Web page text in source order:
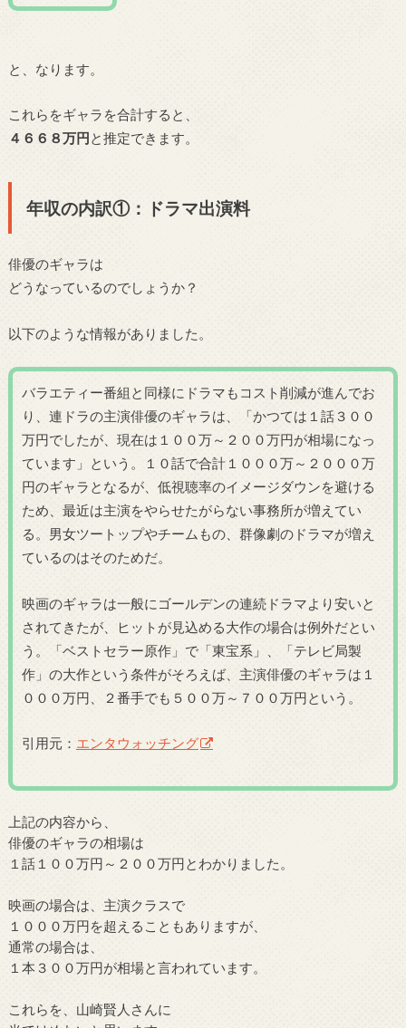
と、なります。
これらをギャラを合計すると、
４６６８万円と推定できます。
年収の内訳①：ドラマ出演料
俳優のギャラは
どうなっているのでしょうか？
以下のような情報がありました。
バラエティー番組と同様にドラマもコスト削減が進んでお
り、連ドラの主演俳優のギャラは、「かつては１話３００
万円でしたが、現在は１００万～２００万円が相場になっ
ています」という。１０話で合計１０００万～２０００万
円のギャラとなるが、低視聴率のイメージダウンを避ける
ため、最近は主演をやらせたがらない事務所が増えてい
る。男女ツートップやチームもの、群像劇のドラマが増え
ているのはそのためだ。
映画のギャラは一般にゴールデンの連続ドラマより安いと
されてきたが、ヒットが見込める大作の場合は例外だとい
う。「ベストセラー原作」で「東宝系」、「テレビ局製
作」の大作という条件がそろえば、主演俳優のギャラは１
０００万円、２番手でも５００万～７００万円という。
引用元： エンタウォッチング
上記の内容から、
俳優のギャラの相場は
１話１００万円～２００万円とわかりました。
映画の場合は、主演クラスで
１０００万円を超えることもありますが、
通常の場合は、
１本３００万円が相場と言われています。
これらを、山崎賢人さんに